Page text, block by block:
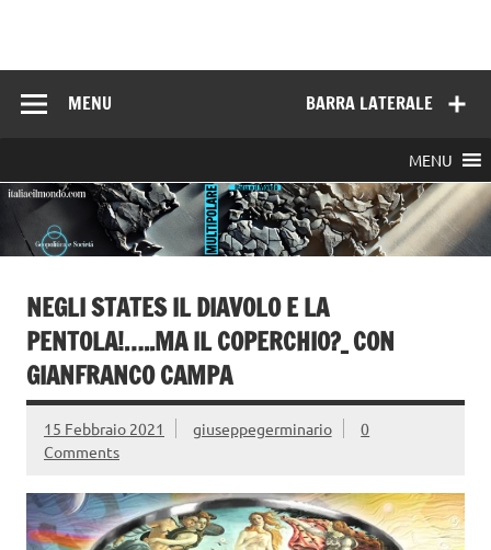
BARRA LATERALE
MENU
MENU
NEGLI STATES IL DIAVOLO E LA
PENTOLA!…..MA IL COPERCHIO?_ CON
GIANFRANCO CAMPA
15 Febbraio 2021 giuseppegerminario
0
Comments